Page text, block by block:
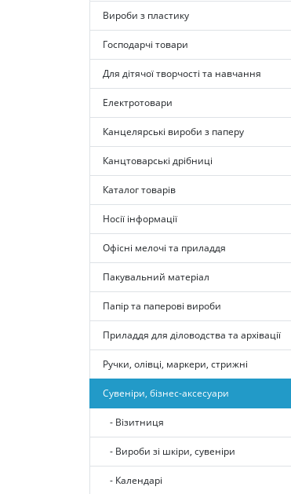
Вироби з пластику
Господарчі товари
Для дітячої творчості та навчання
Електротовари
Канцелярські вироби з паперу
Канцтоварські дрібниці
Каталог товарів
Носії інформації
Офісні мелочі та приладдя
Пакувальний матеріал
Папір та паперові вироби
Приладдя для діловодства та архівації
Ручки, олівці, маркери, стрижні
Сувеніри, бізнес-аксесуари
- Візитниця
- Вироби зі шкіри, сувеніри
- Календарі